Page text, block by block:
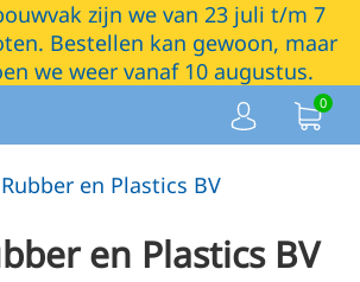
zijn we van 23 juli t/m 7
Bestellen kan gewoon, maar
we weer vanaf 10 augustus.
0
en Plastics BV
en Plastics BV